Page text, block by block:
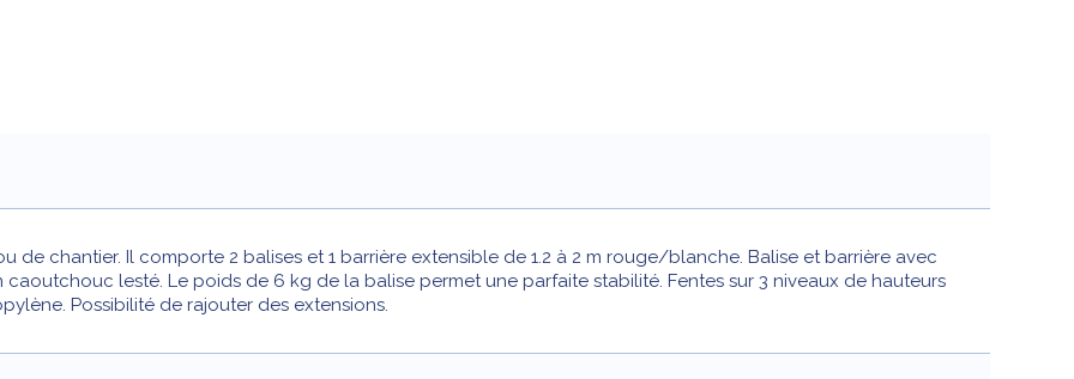
de chantier. Il comporte 2 balises et 1 barrière extensible de 1.2 à 2 m rouge/blanche. Balise et barrière avec
lesté. Le poids de 6 kg de la balise permet une parfaite stabilité. Fentes sur 3 niveaux de hauteurs
Possibilité de rajouter des extensions.